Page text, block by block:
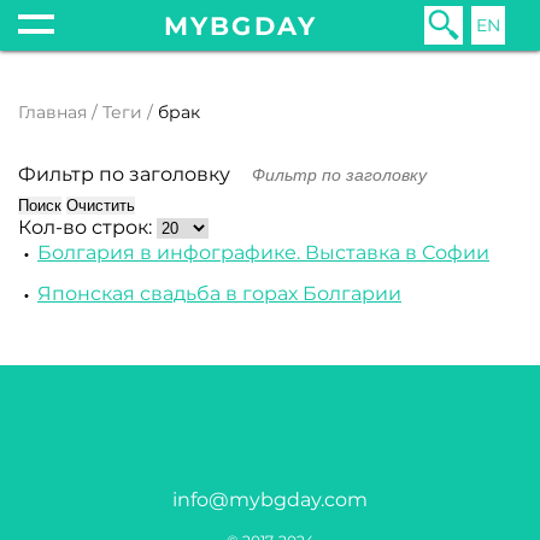
MYBGDAY EN
Главная Теги брак
Фильтр по заголовку
Поиск Очистить
Кол-во строк:
Болгария в инфографике. Выставка в Софии
Японская свадьба в горах Болгарии
info@mybgday.com